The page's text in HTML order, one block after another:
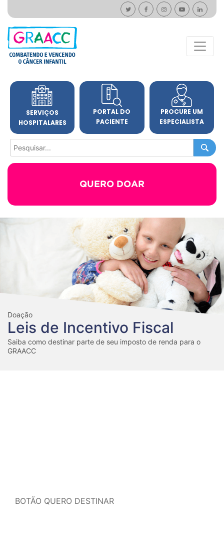
SERVIÇOS
HOSPITALARES
PORTAL DO
PACIENTE
PROCURE UM
ESPECIALISTA
QUERO DOAR
Doação
Leis de Incentivo Fiscal
Saiba como destinar parte de seu imposto de renda para o
GRAACC
BOTÃO QUERO DESTINAR